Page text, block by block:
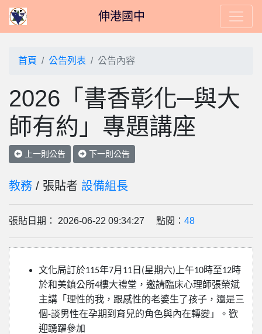
伸港國中
首頁 公告列表 公告內容
2026「書香彰化─與大
師有約」專題講座
上一則公告 下一則公告
教務 / 張貼者 設備組長
張貼日期： 2026-06-22 09:34:27 點閱： 48
文化局訂於115年7月 11 日 (星期六) 上午10時至12時
於和美鎮公所4樓大禮堂，邀請臨床心理師張榮斌
主講「理性的我，跟感性的老婆生了孩子，還是三
個-談男性在孕期到育兒的角色與內在轉變」。歡
迎踴躍參加